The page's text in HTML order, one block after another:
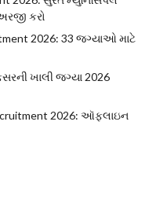
કરો
2026: 33 જગ્યાઓ માટે
ખાલી જગ્યા 2026
2026: ઑફલાઇન